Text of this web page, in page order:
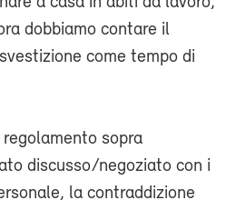
dobbiamo contare il
come tempo di
sopra
discusso/negoziato con i
la contraddizione